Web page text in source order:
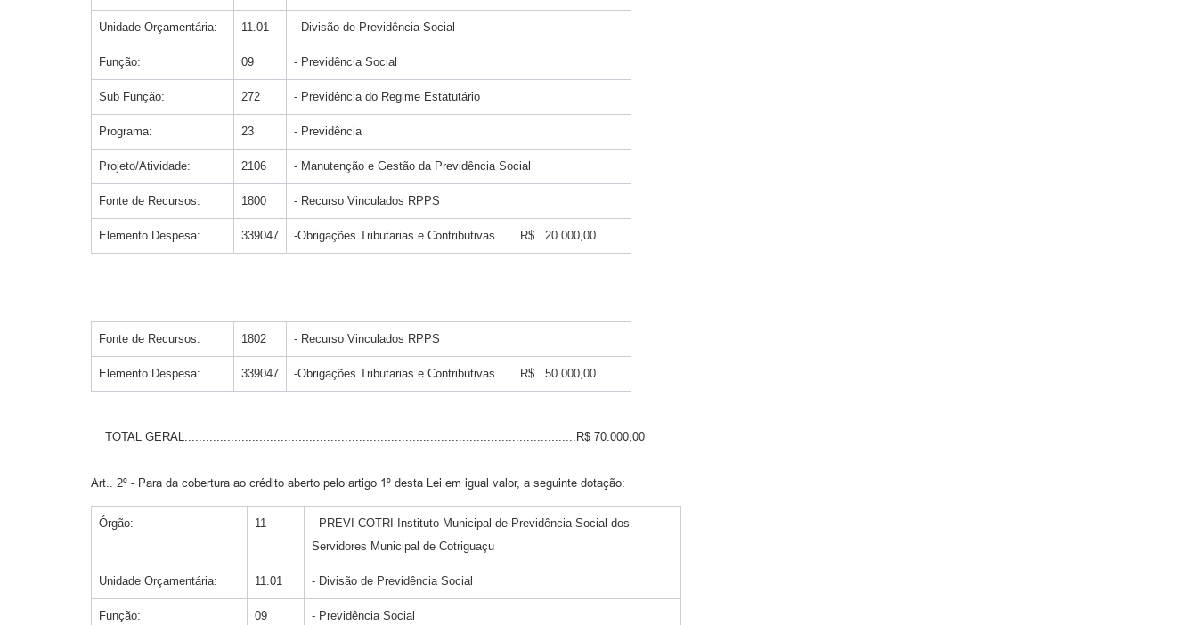
Unidade Orçamentária: 11.01 - Divisão de Previdência Social
Função: 09 - Previdência Social
Sub Função: 272 - Previdência do Regime Estatutário
Programa: 23 - Previdência
Projeto/Atividade: 2106 - Manutenção e Gestão da Previdência Social
Fonte de Recursos: 1800 - Recurso Vinculados RPPS
Elemento Despesa: 339047 -Obrigações Tributarias e Contributivas.......R$ 20.000,00
Fonte de Recursos: 1802 - Recurso Vinculados RPPS
Elemento Despesa: 339047 -Obrigações Tributarias e Contributivas.......R$ 50.000,00
TOTAL GERAL..............................................................................................................R$ 70.000,00
Art.. 2º - Para da cobertura ao crédito aberto pelo artigo 1º desta Lei em igual valor, a seguinte dotação:
Órgão: 11
- PREVI-COTRI-Instituto Municipal de Previdência Social dos
Servidores Municipal de Cotriguaçu
Unidade Orçamentária: 11.01 - Divisão de Previdência Social
Função: 09 - Previdência Social